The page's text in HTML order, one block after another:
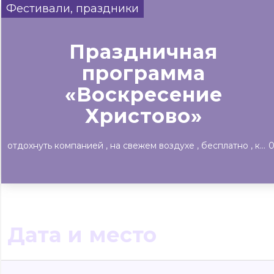
Сегодня
Все материалы Концерты Театр Детям
Фестивали, праздники
Праздничная
программа
«Воскресение
Христово»
отдохнуть компанией на свежем воздухе бесплатно культурный отдых
Дата и место